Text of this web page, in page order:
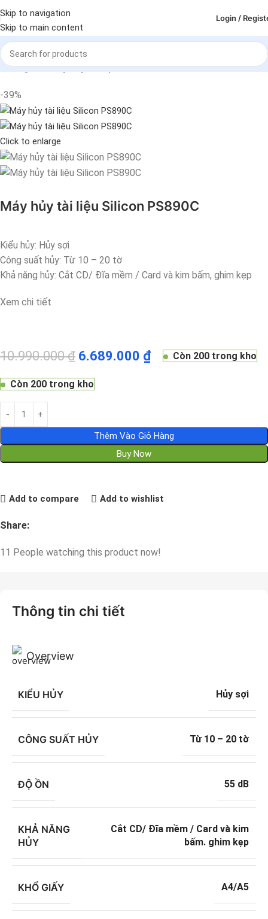
Skip to navigation
Skip to main content
Login /
Trang chủ Máy hủy tài liệu
-39%
Click to enlarge
Máy hủy tài liệu Silicon PS890C
Kiểu hủy: Hủy sợi
Công suất hủy: Từ 10 – 20 tờ
Khả năng hủy: Cắt CD/ Đĩa mềm / Card và kim bấm, ghim kẹp
Xem chi tiết
10.990.000₫ 6.689.000 ₫ Còn 200 trong kho
Còn 200 trong kho
Thêm Vào Giỏ Hàng
Buy Now
Add to compare Add to wishlist
Share:
11 People watching this product now!
Thông tin chi tiết
Overview
KIỂU HỦY Hủy sợi
CÔNG SUẤT HỦY Từ 10 – 20 tờ
ĐỘ ỒN 55 dB
KHẢ NĂNG
HỦY
Cắt CD/ Đĩa mềm / Card và kim
bấm. ghim kẹp
KHỔ GIẤY A4/A5